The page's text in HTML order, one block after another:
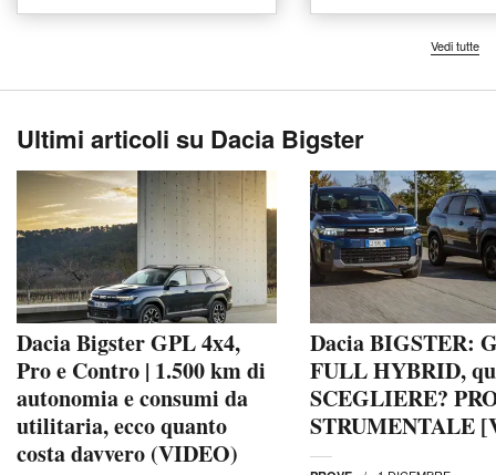
Vedi tutte
Ultimi articoli su Dacia Bigster
Dacia Bigster GPL 4x4,
Pro e Contro | 1.500 km di
autonomia e consumi da
utilitaria, ecco quanto
costa davvero (VIDEO)
Dacia BIGSTER:
FULL HYBRID,
SCEGLIERE?
STRUMENTALE